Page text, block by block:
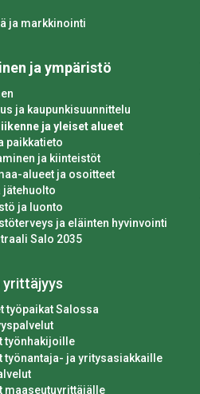
ja markkinointi
ja ympäristö
ja kaupunkisuunnittelu
ja yleiset alueet
paikkatieto
ja kiinteistöt
alueet ja osoitteet
jätehuolto
ja luonto
ja eläinten hyvinvointi
Salo 2035
yrittäjyys
työpaikat Salossa
työnhakijoille
työnantaja- ja yritysasiakkaille
maaseutuyrittäjälle